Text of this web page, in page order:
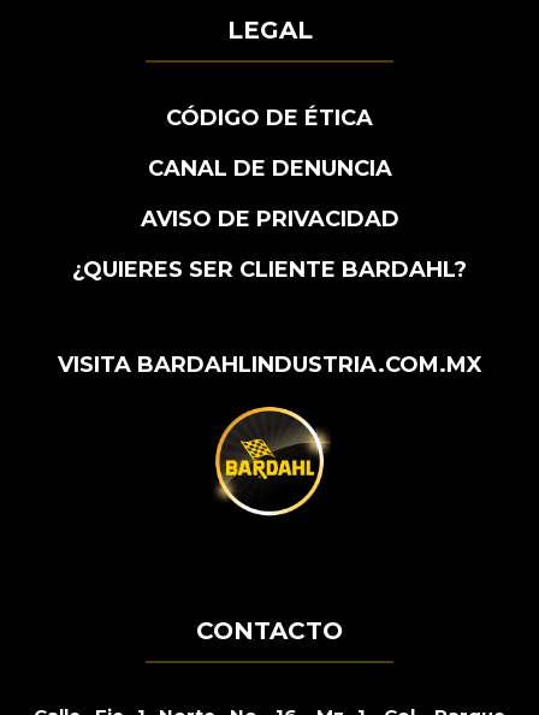
LEGAL
CÓDIGO DE ÉTICA
CANAL DE DENUNCIA
AVISO DE PRIVACIDAD
¿QUIERES SER CLIENTE BARDAHL?
VISITA BARDAHLINDUSTRIA.COM.MX
CONTACTO